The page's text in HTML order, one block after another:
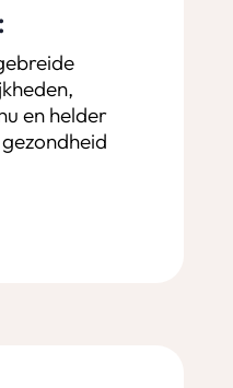
en helder